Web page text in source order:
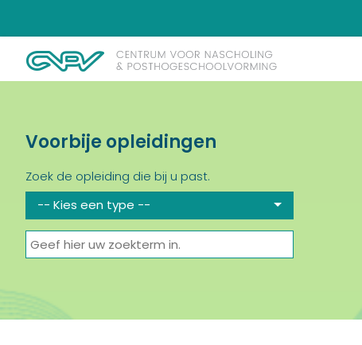
Voorbije opleidingen
Zoek de opleiding die bij u past.
-- Kies een type --